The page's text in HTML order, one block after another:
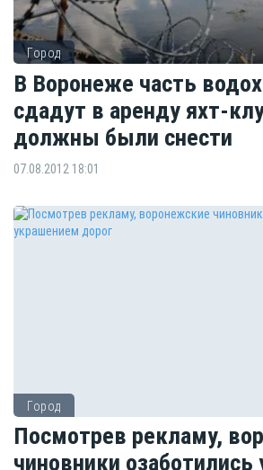
Город
В Воронеже часть
сдадут в аренду яхт-
должны были снести
07.08.2012 18:01
Город
Посмотрев рекламу,
чиновники